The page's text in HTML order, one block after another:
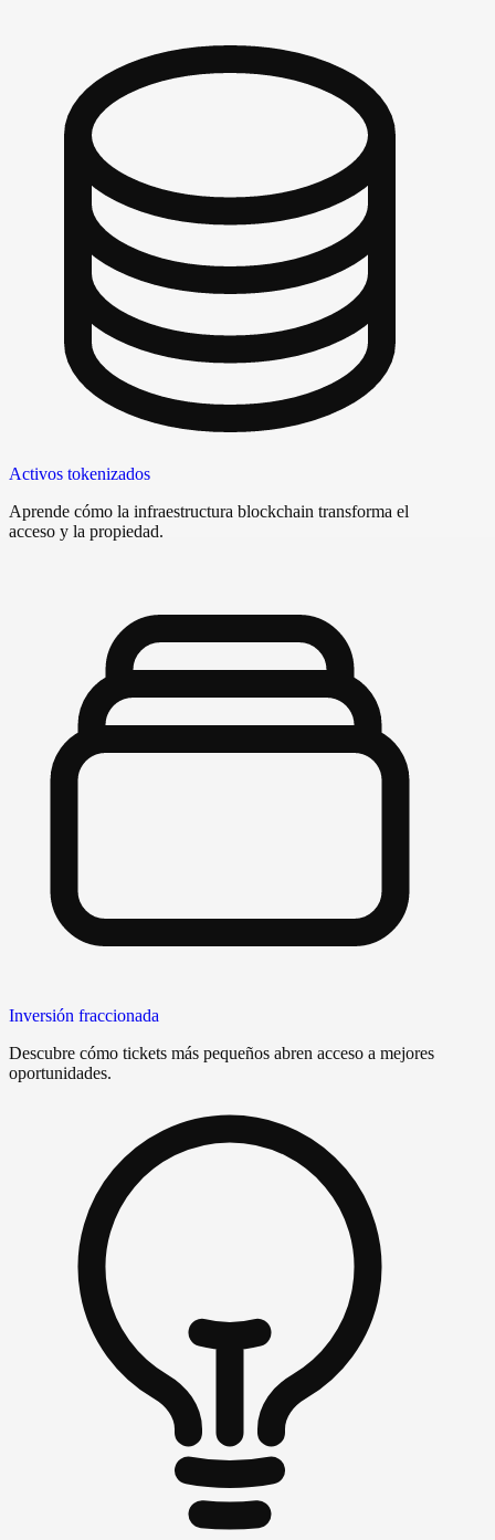
Activos tokenizados
Aprende cómo la infraestructura blockchain transforma el
acceso y la propiedad.
Inversión fraccionada
Descubre cómo tickets más pequeños abren acceso a mejores
oportunidades.